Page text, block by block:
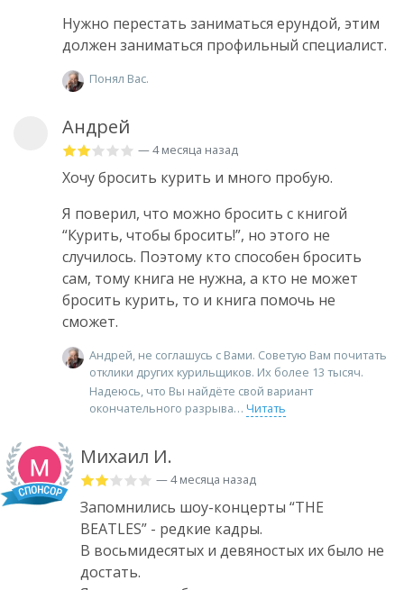
Нужно перестать заниматься ерундой, этим
должен заниматься профильный специалист.
Понял Вас.
Андрей
— 4 месяца назад
Хочу бросить курить и много пробую.
Я поверил, что можно бросить с книгой
“Курить, чтобы бросить!”, но этого не
случилось. Поэтому кто способен бросить
сам, тому книга не нужна, а кто не может
бросить курить, то и книга помочь не
сможет.
Андрей, не соглашусь с Вами. Советую Вам почитать
отклики других курильщиков. Их более 13 тысяч.
Надеюсь, что Вы найдёте свой вариант
окончательного разрыва
Читать
Михаил И.
— 4 месяца назад
Запомнились шоу-концерты “THE
BEATLES” - редкие кадры.
В восьмидесятых и девяностых их было не
достать.